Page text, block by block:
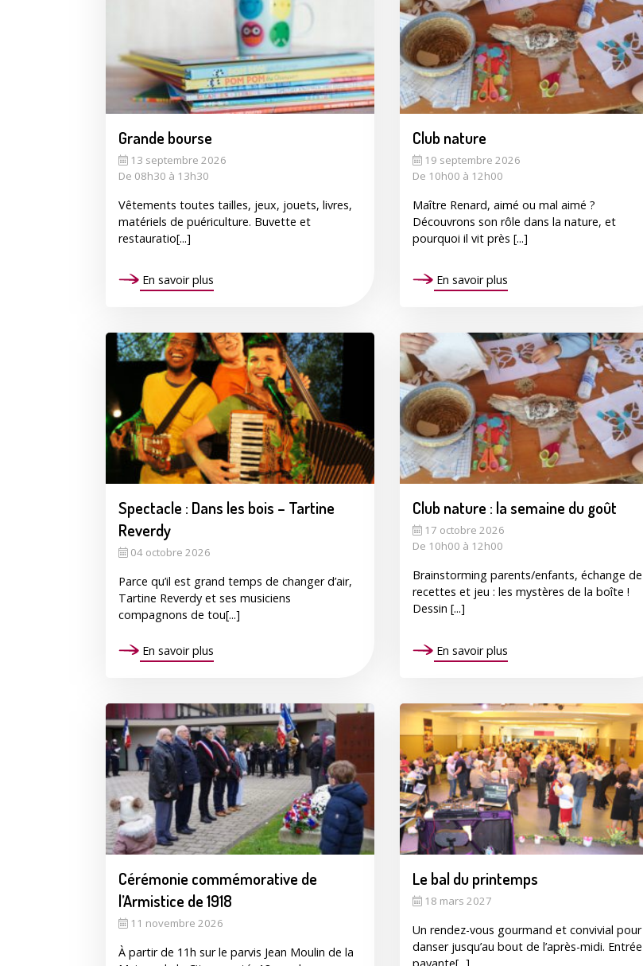
Grande bourse
13 septembre 2026
De 08h30 à 13h30
Vêtements toutes tailles, jeux, jouets, livres,
matériels de puériculture. Buvette et
restauratio[...]
En savoir plus
Club nature
19 septembre 2026
De 10h00 à 12h00
Maître Renard, aimé ou mal aimé ?
Découvrons son rôle dans la nature, et
pourquoi il vit près [...]
En savoir plus
Spectacle : Dans les bois – Tartine
Reverdy
04 octobre 2026
Parce qu’il est grand temps de changer d’air,
Tartine Reverdy et ses musiciens
compagnons de tou[...]
En savoir plus
Club nature : la semaine du goût
17 octobre 2026
De 10h00 à 12h00
Brainstorming parents/enfants, échange de
recettes et jeu : les mystères de la boîte !
Dessin [...]
En savoir plus
Cérémonie commémorative de
l’Armistice de 1918
11 novembre 2026
À partir de 11h sur le parvis Jean Moulin de la
Le bal du printemps
18 mars 2027
Un rendez-vous gourmand et convivial pour
danser jusqu’au bout de l’après-midi. Entrée